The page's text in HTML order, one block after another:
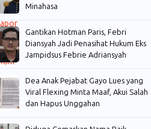
Minahasa
Gantikan Hotman Paris, Febri
Diansyah Jadi Penasihat Hukum Eks
Jampidsus Febrie Adriansyah
Dea Anak Pejabat Gayo Lues yang
Viral Flexing Minta Maaf, Akui Salah
dan Hapus Unggahan